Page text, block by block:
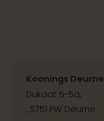
Koonings Deurne
Dukaat 5-5a,
, 5751 PW Deurne